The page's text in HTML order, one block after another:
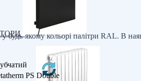
у будь-якому кольорі палітри RAL. В
PS Double